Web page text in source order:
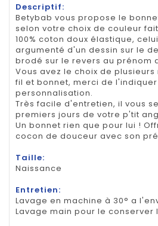
Descriptif:
Betybab vous propose le
selon votre choix de couleur
100% coton doux élastique,
argumenté d'un dessin sur le
brodé sur le revers au prénom
Vous avez le choix de
fil et bonnet, merci de
personnalisation.
Très facile d'entretien, il vous
premiers jours de votre p'tit
Un bonnet rien que pour lui !
cocon de douceur avec son
Taille:
Naissance
Entretien:
Lavage en machine à 30° a
Lavage main pour le conserver